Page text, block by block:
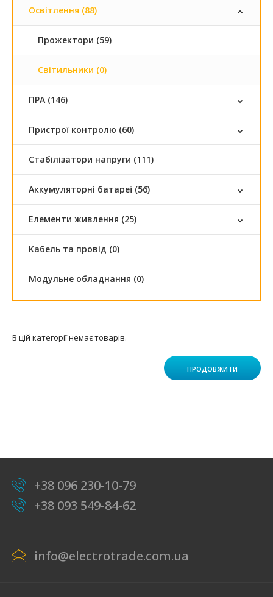
Освітлення (88)
Прожектори (59)
Світильники (0)
ПРА (146)
Пристрої контролю (60)
Стабілізатори напруги (111)
Аккумуляторні батареї (56)
Елементи живлення (25)
Кабель та провід (0)
Модульне обладнання (0)
В цій категорії немає товарів.
ПРОДОВЖИТИ
+38 096 230-10-79
+38 093 549-84-62
info@electrotrade.com.ua